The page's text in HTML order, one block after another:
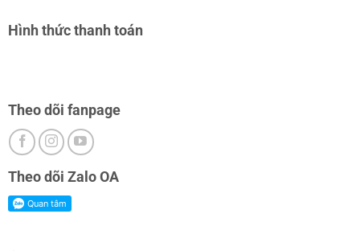
Hình thức thanh toán
Theo dõi fanpage
Theo dõi Zalo OA